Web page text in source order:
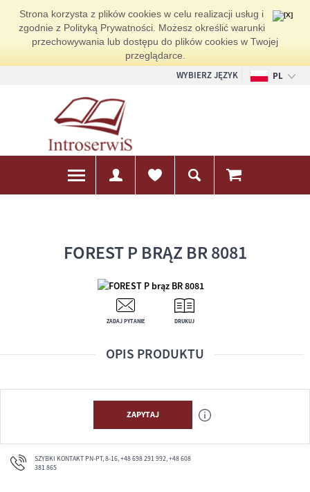
Strona korzysta z plików cookies w celu realizacji usług i
zgodnie z Polityką Prywatności. Możesz określić warunki
przechowywania lub dostępu do plików cookies w Twojej
przeglądarce.
WYBIERZ JĘZYK
PL
FOREST P BRĄZ BR 8081
ZADAJ PYTANIE DRUKUJ
OPIS PRODUKTU
ZAPYTAJ
SZYBKI KONTAKT PN-PT, 8-16, +48 698 291 992, +48 608
381 865